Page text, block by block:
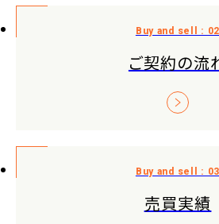
ご契約の流
売買実績